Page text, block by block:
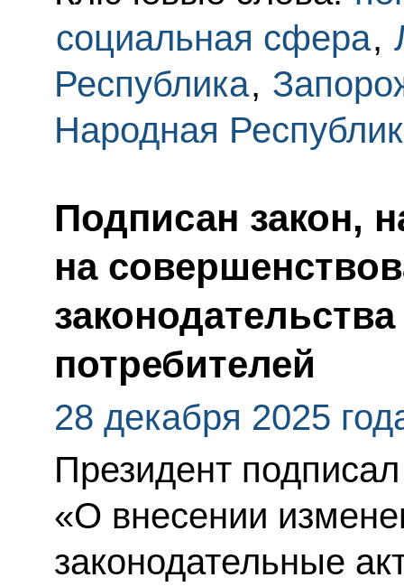
социальная сфера,
Республика,
Народная
Подписан закон,
на
потребителей
28 декабря 2025
Президент
«О внесении
законодательные